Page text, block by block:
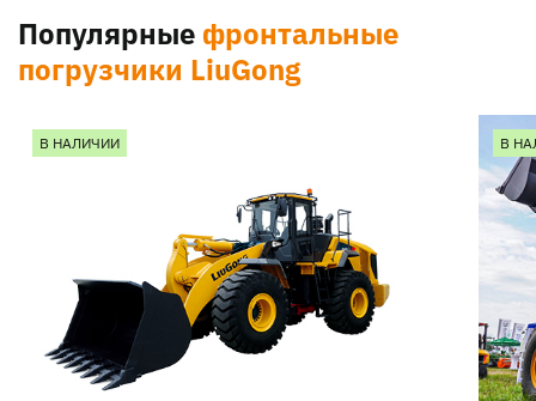
Популярные фронтальные
погрузчики LiuGong
В НАЛИЧИИ В